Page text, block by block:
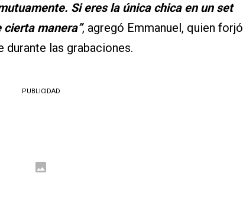
Si eres la única chica en un set
cierta manera”, agregó Emmanuel, quien forjó
durante las grabaciones.
PUBLICIDAD